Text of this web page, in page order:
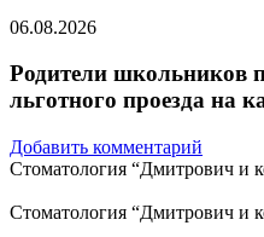
06.08.2026
Родители школьников
льготного проезда на
Добавить комментарий
Стоматология “Дмитрович и
Стоматология “Дмитрович и